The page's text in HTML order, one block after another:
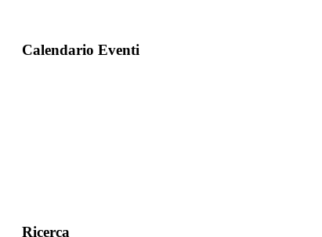
Calendario Eventi
Ricerca